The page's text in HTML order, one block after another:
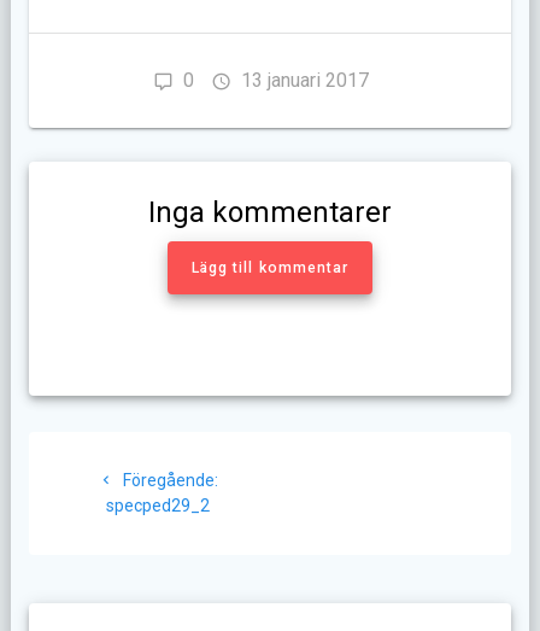
0 13 januari 2017
Inga kommentarer
Lägg till kommentar
Föregående:
specped29_2